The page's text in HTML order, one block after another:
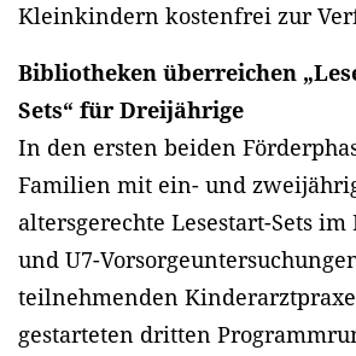
Kleinkindern kostenfrei zur
Bibliotheken überreichen
Sets“ für Dreijährige
In den ersten beiden
Familien mit ein- und
altersgerechte Lesestart-Sets im
und U7-
teilnehmenden
gestarteten dritten